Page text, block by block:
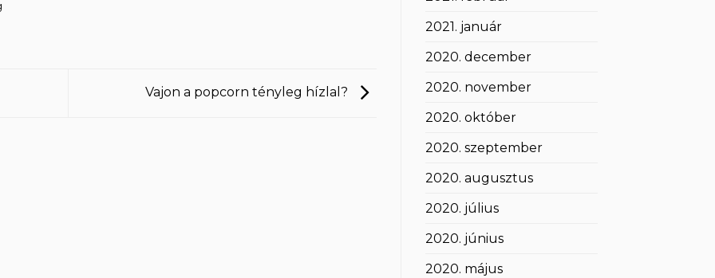
Vajon a popcorn tényleg hízlal?
2021. január
2020. december
2020. november
2020. október
2020. szeptember
2020. augusztus
2020. július
2020. június
2020. május